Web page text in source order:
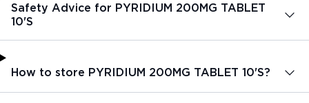
Safety Advice for PYRIDIUM 200MG TABLET
10'S
How to store PYRIDIUM 200MG TABLET 10'S?